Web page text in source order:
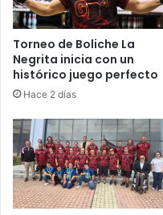
Torneo de Boliche La
Negrita inicia con un
histórico juego perfecto
Hace 2 días